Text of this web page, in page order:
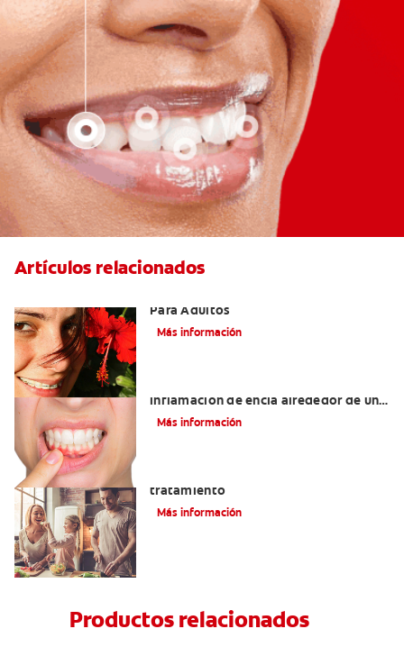
Artículos relacionados
Para Adultos
Más información
inflamación de encía alrededor de un
diente?
Más información
tratamiento
Más información
Productos relacionados